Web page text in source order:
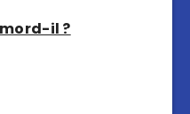
il ?